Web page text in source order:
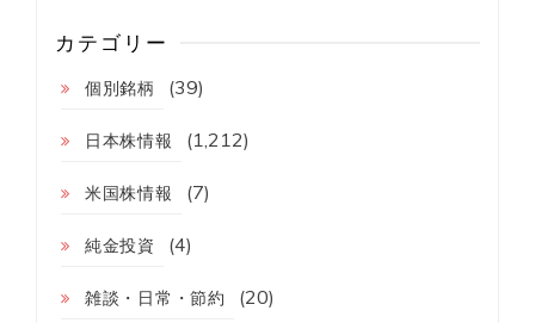
カテゴリー
個別銘柄 (39)
日本株情報 (1,212)
米国株情報 (7)
純金投資 (4)
雑談・日常・節約 (20)